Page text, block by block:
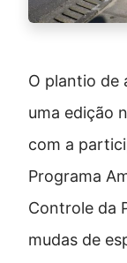
O plantio de
uma edição
com a
Programa
Controle da
mudas de